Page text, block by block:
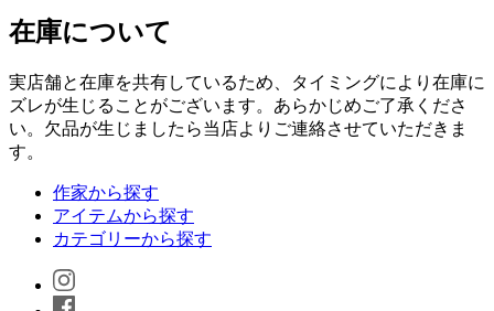
在庫について
実店舗と在庫を共有しているため、タイミングにより在庫に
ズレが生じることがございます。あらかじめご了承くださ
い。欠品が生じましたら当店よりご連絡させていただきま
す。
作家から探す
アイテムから探す
カテゴリーから探す